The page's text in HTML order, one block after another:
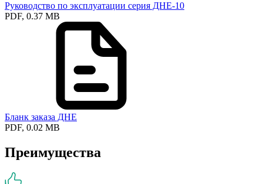
Руководство по эксплуатации серия ДНЕ-10
PDF, 0.37 MB
Бланк заказа ДНЕ
PDF, 0.02 MB
Преимущества